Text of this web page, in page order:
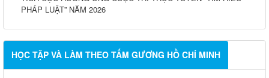
PHÁP LUẬT” NĂM 2026
HỌC TẬP VÀ LÀM THEO TẤM GƯƠNG HỒ CHÍ MINH